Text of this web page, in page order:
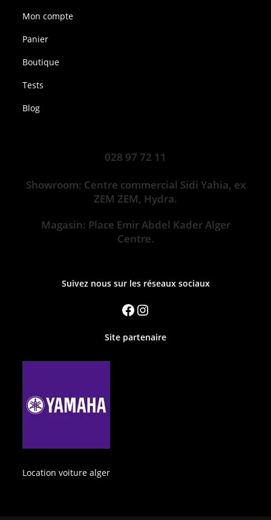
Mon compte
Panier
Boutique
Tests
Blog
028 97 72 11
Showroom: Centre commercial Sidi Yahia, ex
ZEM ZEM, Hydra.
Magasin: Place Emir Abdel Kader Alger
Centre.
Suivez nous sur les réseaux sociaux
Site partenaire
Location voiture alger